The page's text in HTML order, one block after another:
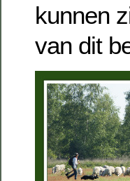
kunnen
van dit